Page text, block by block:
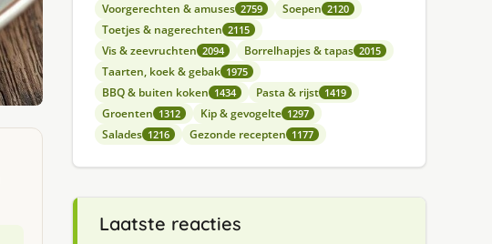
Voorgerechten & amuses 2759 Soepen 2120
Toetjes & nagerechten 2115
Vis & zeevruchten 2094 Borrelhapjes & tapas 2015
Taarten, koek & gebak 1975
BBQ & buiten koken 1434 Pasta & rijst 1419
Groenten 1312 Kip & gevogelte 1297
Salades 1216 Gezonde recepten 1177
Laatste reacties